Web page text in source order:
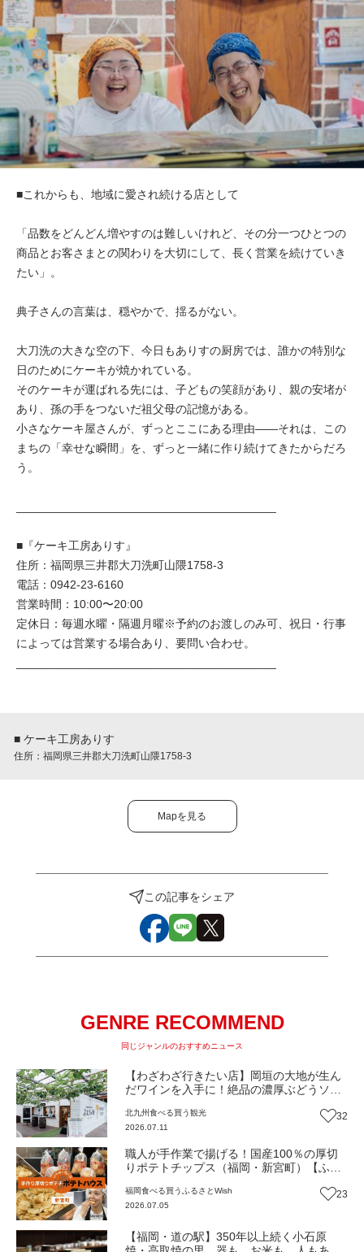
■これからも、地域に愛され続ける店として
「品数をどんどん増やすのは難しいけれど、その分一つひとつの
商品とお客さまとの関わりを大切にして、長く営業を続けていき
たい」。
典子さんの言葉は、穏やかで、揺るがない。
大刀洗の大きな空の下、今日もありすの厨房では、誰かの特別な
日のためにケーキが焼かれている。
そのケーキが運ばれる先には、子どもの笑顔があり、親の安堵が
あり、孫の手をつないだ祖父母の記憶がある。
小さなケーキ屋さんが、ずっとここにある理由——それは、この
まちの「幸せな瞬間」を、ずっと一緒に作り続けてきたからだろ
う。
■『ケーキ工房ありす』
住所：福岡県三井郡大刀洗町山隈1758-3
電話：0942-23-6160
営業時間：10:00〜20:00
定休日：毎週水曜・隔週月曜※予約のお渡しのみ可、祝日・行事
によっては営業する場合あり、要問い合わせ。
■ ケーキ工房ありす
住所：福岡県三井郡大刀洗町山隈1758-3
Mapを見る
この記事をシェア
GENRE RECOMMEND
同じジャンルのおすすめニュース
【わざわざ行きたい店】岡垣の大地が生ん
だワインを入手に！絶品の濃厚ぶどうソフ
『ぶどうの樹のワイナリー』（福岡・岡垣
町）【まち歩き】
北九州食べる買う観光
2026.07.11
32
職人が手作業で揚げる！国産100％の厚切
りポテトチップス（福岡・新宮町）【ふる
福岡食べる買うふるさとWish
2026.07.05
23
【福岡・道の駅】350年以上続く小石原